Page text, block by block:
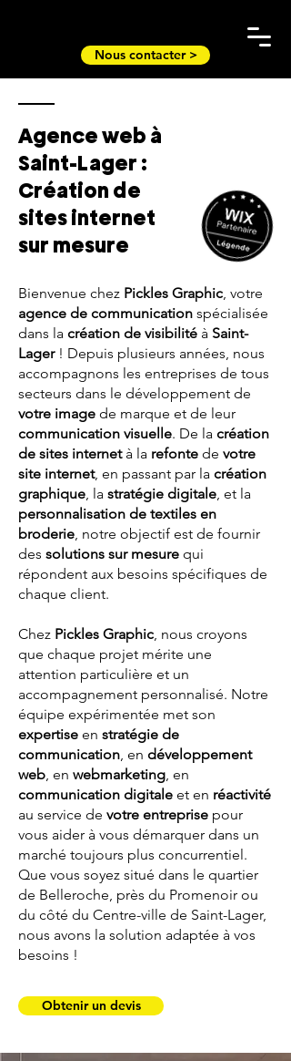
Nous contacter >
Agence web à
Saint-Lager :
Création de
sites internet
sur mesure
Bienvenue chez Pickles Graphic, votre
agence de communication spécialisée
dans la création de visibilité à Saint-
Lager! Depuis plusieurs années, nous
accompagnons les entreprises de tous
secteurs dans le développement de
votre image de marque et de leur
communication visuelle. De la création
de sites internetà la refonte de votre
site internet, en passant par la création
graphique, la stratégie digitale, et la
personnalisation de textiles en
broderie, notre objectif est de fournir
des solutions sur mesure qui
répondent aux besoins spécifiques de
chaque client.
Chez Pickles Graphic, nous croyons
que chaque projet mérite une
attention particulière et un
accompagnement personnalisé. Notre
équipe expérimentée met son
expertise en stratégie de
communication, en développement
web, en webmarketing, en
communication digitale et en réactivité
au service de votre entreprise pour
vous aider à vous démarquer dans un
marché toujours plus concurrentiel.
Que vous soyez situé dans le quartier
de Belleroche, près du Promenoir ou
du côté du Centre-ville de Saint-Lager,
nous avons la solution adaptée à vos
besoins !
Obtenir un devis